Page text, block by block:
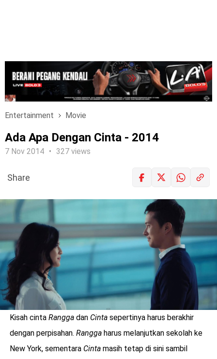
Entertainment Movie
Ada Apa Dengan Cinta - 2014
7 Nov 2014 327 views
Share
Kisah cinta Rangga dan Cinta sepertinya harus berakhir
dengan perpisahan. Rangga harus melanjutkan sekolah ke
New York, sementara Cinta masih tetap di sini sambil